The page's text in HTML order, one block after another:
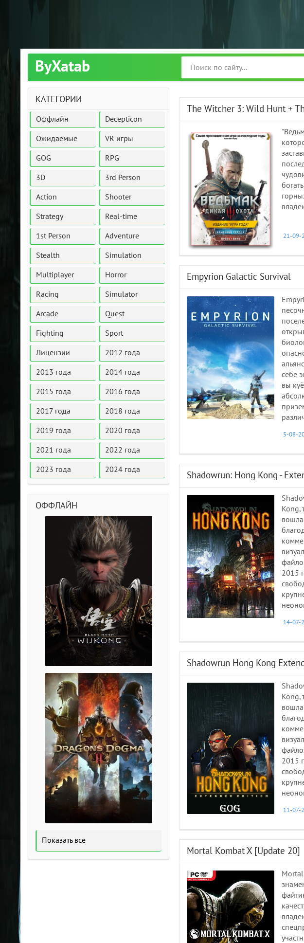
ByXatab
The Witcher 3: Wild Hunt +
21-09-
Empyrion Galactic Survival
себе
вы
5-08-
Shadowrun: Hong Kong -
Kong,
2015
14-07-
Shadowrun Hong Kong
Kong,
2015
11-07-
Mortal Kombat X [Update 20]
КАТЕГОРИИ
Оффлайн Decepticon
Ожидаемые VR игры
GOG RPG
3D 3rd Person
Action Shooter
Strategy Real-time
1st Person Adventure
Stealth Simulation
Multiplayer Horror
Racing Simulator
Arcade Quest
Fighting Sport
Лицензии 2012 года
2013 года 2014 года
2015 года 2016 года
2017 года 2018 года
2019 года 2020 года
2021 года 2022 года
2023 года 2024 года
ОФФЛАЙН
Показать все